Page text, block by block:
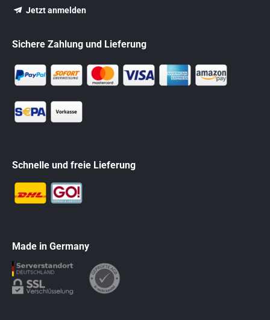
Jetzt anmelden
Sichere Zahlung und Lieferung
Schnelle und freie Lieferung
Made in Germany